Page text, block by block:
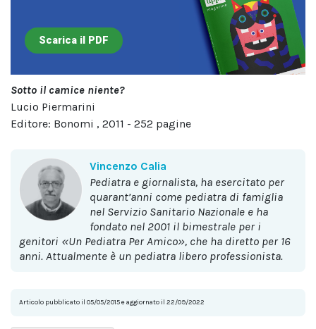
Scarica il PDF
Sotto il camice niente?
Lucio Piermarini
Editore: Bonomi , 2011 - 252 pagine
Vincenzo Calia
pediatra e giornalista, ha esercitato per
quarant’anni come pediatra di famiglia
nel Servizio Sanitario Nazionale e ha
fondato nel 2001 il bimestrale per i
genitori «Un Pediatra Per Amico», che ha diretto per 16
anni. Attualmente è un pediatra libero professionista.
Articolo pubblicato il 05/05/2015 e aggiornato il 22/09/2022